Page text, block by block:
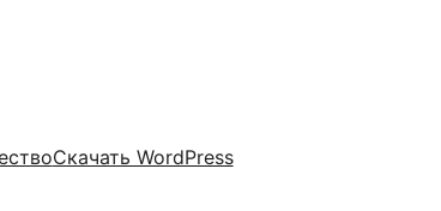
Скачать WordPress